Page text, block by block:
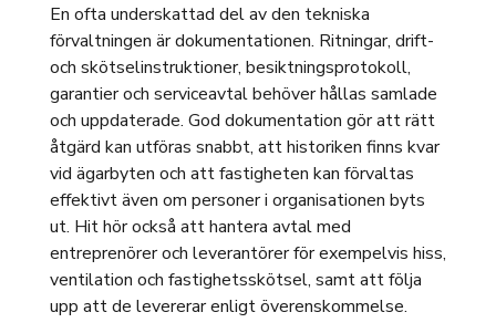
En ofta underskattad del av den tekniska
förvaltningen är dokumentationen. Ritningar, drift-
och skötselinstruktioner, besiktningsprotokoll,
garantier och serviceavtal behöver hållas samlade
och uppdaterade. God dokumentation gör att rätt
åtgärd kan utföras snabbt, att historiken finns kvar
vid ägarbyten och att fastigheten kan förvaltas
effektivt även om personer i organisationen byts
ut. Hit hör också att hantera avtal med
entreprenörer och leverantörer för exempelvis hiss,
ventilation och fastighetsskötsel, samt att följa
upp att de levererar enligt överenskommelse.